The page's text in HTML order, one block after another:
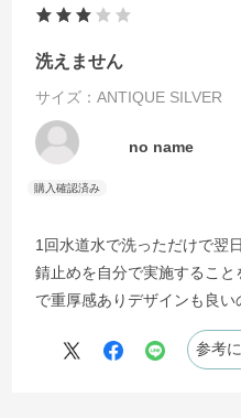
洗えません
サイズ：ANTIQUE SILVER
no name
1回水道水で洗っただけで翌
錆止めを自分で実施するこ
で重厚感ありデザインも良い
参考